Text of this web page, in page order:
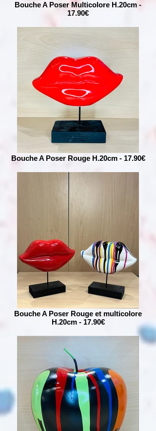
Bouche A Poser Multicolore H.20cm -
17.90€
Bouche A Poser Rouge H.20cm - 17.90€
Bouche A Poser Rouge et multicolore
H.20cm - 17.90€